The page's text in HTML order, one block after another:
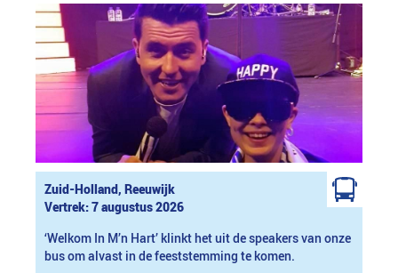
Zuid-Holland, Reeuwijk
Vertrek: 7 augustus 2026
‘Welkom In M’n Hart’ klinkt het uit de speakers van onze
bus om alvast in de feeststemming te komen.